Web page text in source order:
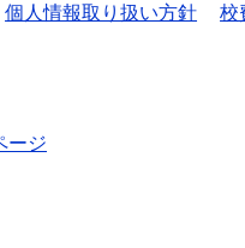
個人情報取り扱い方針 校
ージ